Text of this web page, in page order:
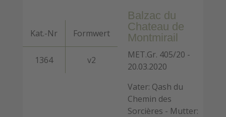
Kat.-Nr Formwert
1364 v2
Balzac du
Chateau de
Montmirail
MET.Gr. 405/20 -
20.03.2020
Vater: Qash du
Chemin des
Sorcières - Mutter: